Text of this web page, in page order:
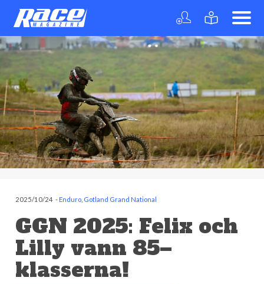
2025/10/24 -Enduro Gotland Grand National
GGN 2025: Felix och
Lilly vann 85–
klasserna!